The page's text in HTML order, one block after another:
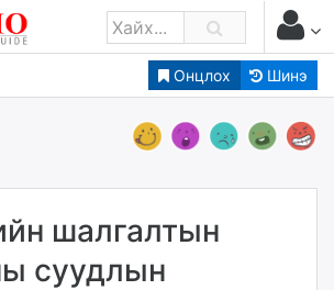
Онцлох Шинэ
шалгалтын
суудлын